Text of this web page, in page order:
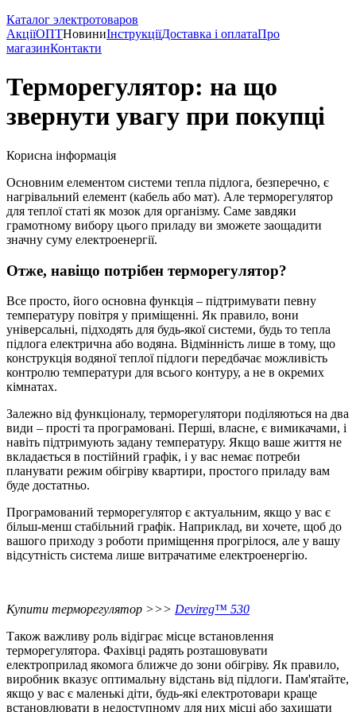
Каталог электротоваров
АкціїОПТНовиниІнструкціїДоставка і оплатаПро
магазинКонтакти
Терморегулятор: на що
звернути увагу при покупці
Корисна інформація
Основним елементом системи тепла підлога, безперечно, є
нагрівальний елемент (кабель або мат). Але терморегулятор
для теплої статі як мозок для організму. Саме завдяки
грамотному вибору цього приладу ви зможете заощадити
значну суму електроенергії.
Отже, навіщо потрібен терморегулятор?
Все просто, його основна функція – підтримувати певну
температуру повітря у приміщенні. Як правило, вони
універсальні, підходять для будь-якої системи, будь то тепла
підлога електрична або водяна. Відмінність лише в тому, що
конструкція водяної теплої підлоги передбачає можливість
контролю температури для всього контуру, а не в окремих
кімнатах.
Залежно від функціоналу, терморегулятори поділяються на два
види – прості та програмовані. Перші, власне, є вимикачами, і
навіть підтримують задану температуру. Якщо ваше життя не
вкладається в постійний графік, і у вас немає потреби
планувати режим обігріву квартири, простого приладу вам
буде достатньо.
Програмований терморегулятор є актуальним, якщо у вас є
більш-менш стабільний графік. Наприклад, ви хочете, щоб до
вашого приходу з роботи приміщення прогрілося, але у вашу
відсутність система лише витрачатиме електроенергію.
Купити терморегулятор >>> Devireg™ 530
Також важливу роль відіграє місце встановлення
терморегулятора. Фахівці радять розташовувати
електроприлад якомога ближче до зони обігріву. Як правило,
виробник вказує оптимальну відстань від підлоги. Пам'ятайте,
якщо у вас є маленькі діти, будь-які електротовари краще
встановлювати в недоступному для них місці або захищати